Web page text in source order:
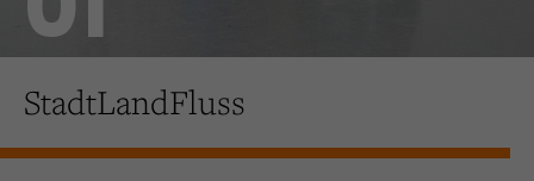
Laufzeit
Dieses Cookie wird von Google
Analytics installiert. Das Cookie
wird verwendet, um Informationen
Name _gcl_aw
Anbieter Google Ads
StadtLandFluss